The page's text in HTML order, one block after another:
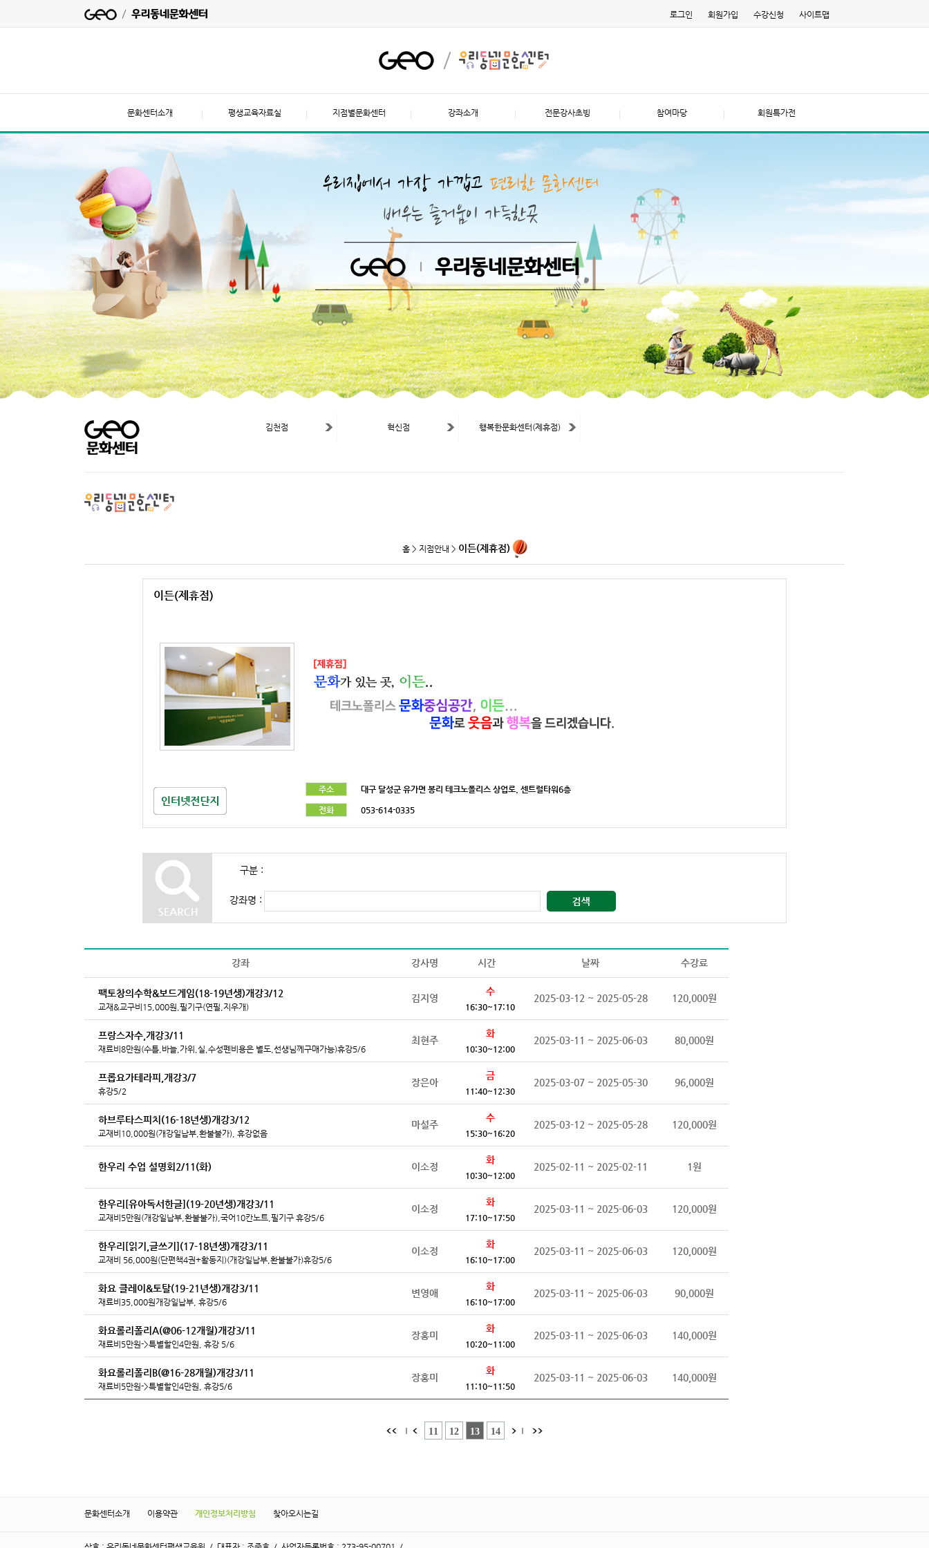
로그인 회원가입 수강신청 사이트맵
문화센터소개 평생교육자료실 지점별문화센터 강좌소개 전문강사초빙 참여마당 회원특가전
김천점 혁신점 행복한문화센터(제휴점)
홈 > 지점안내 > 이든(제휴점)
이든(제휴점)
주소 대구 달성군 유가면 봉리 테크노폴리스 상업로. 센트럴타워6층
전화 053-614-0335
구분 :
강좌명 :
강좌 강사명 시간 날짜 수강료
팩토창의수학&보드게임(18-19년생)개강3/12
교재&교구비15,000원,필기구(연필,지우개)
김지영
수
16:30~17:10
2025-03-12 ~ 2025-05-28 120,000원
프랑스자수,개강3/11
재료비8만원(수틀,바늘,가위,실,수성펜비용은 별도,선생님께구매가능)휴강5/6
최현주
화
10:30~12:00
2025-03-11 ~ 2025-06-03 80,000원
프롭요가테라피,개강3/7
휴강5/2
장은아
금
11:40~12:30
2025-03-07 ~ 2025-05-30 96,000원
하브루타스피치(16-18년생)개강3/12
교재비10,000원(개강일납부,환불불가), 휴강없음
마설주
수
15:30~16:20
2025-03-12 ~ 2025-05-28 120,000원
한우리 수업 설명회2/11(화) 이소정
화
10:30~12:00
2025-02-11 ~ 2025-02-11 1원
한우리[유아독서한글](19-20년생)개강3/11
교재비5만원(개강일납부,환불불가),국어10칸노트,필기구 휴강5/6
이소정
화
17:10~17:50
2025-03-11 ~ 2025-06-03 120,000원
한우리[읽기,글쓰기](17-18년생)개강3/11
교재비 56,000원(단편책4권+활동지)(개강일납부,환불불가)휴강5/6
이소정
화
16:10~17:00
2025-03-11 ~ 2025-06-03 120,000원
화요 클레이&토탈(19-21년생)개강3/11
재료비35,000원개강일납부, 휴강5/6
변영애
화
16:10~17:00
2025-03-11 ~ 2025-06-03 90,000원
화요롤리폴리A(@06-12개월)개강3/11
재료비5만원->특별할인4만원, 휴강 5/6
장홍미
화
10:20~11:00
2025-03-11 ~ 2025-06-03 140,000원
화요롤리폴리B(@16-28개월)개강3/11
재료비5만원->특별할인4만원, 휴강5/6
장홍미
화
11:10~11:50
2025-03-11 ~ 2025-06-03 140,000원
문화센터소개 이용약관 개인정보처리방침 찾아오시는길